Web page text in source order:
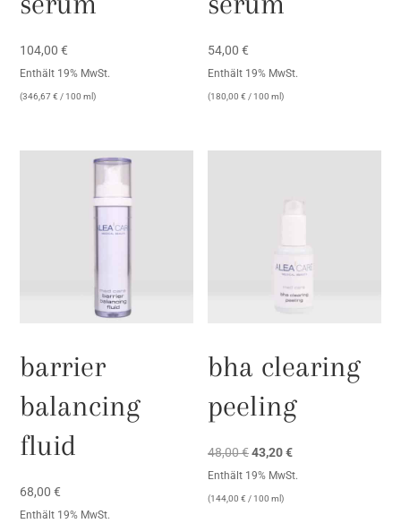
104,00€
Enthält 19% MwSt.
(346,67€ / 100 ml)
54,00€
Enthält 19% MwSt.
(180,00€ / 100 ml)
barrier
balancing
fluid
68,00€
Enthält 19% MwSt.
bha clearing
peeling
48,00€Ursprünglicher
Preis
war:
43,20€Aktueller
Preis
Enthält 19% MwSt.
(144,00€ / 100 ml)